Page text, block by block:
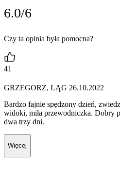
6.0/6
Czy ta opinia była pomocna?
41
GRZEGORZ, LĄG 26.10.2022
Bardzo fajnie spędzony dzień,
widoki, miła przewodniczka. Dobry
dwa trzy dni.
Więcej